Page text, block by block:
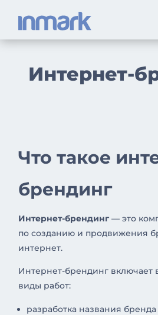
Интернет-
Что такое
брендинг
Интернет-брендинг — это
по созданию и продвижения
интернет.
Интернет-брендинг включает
виды работ:
разработка названия бренда